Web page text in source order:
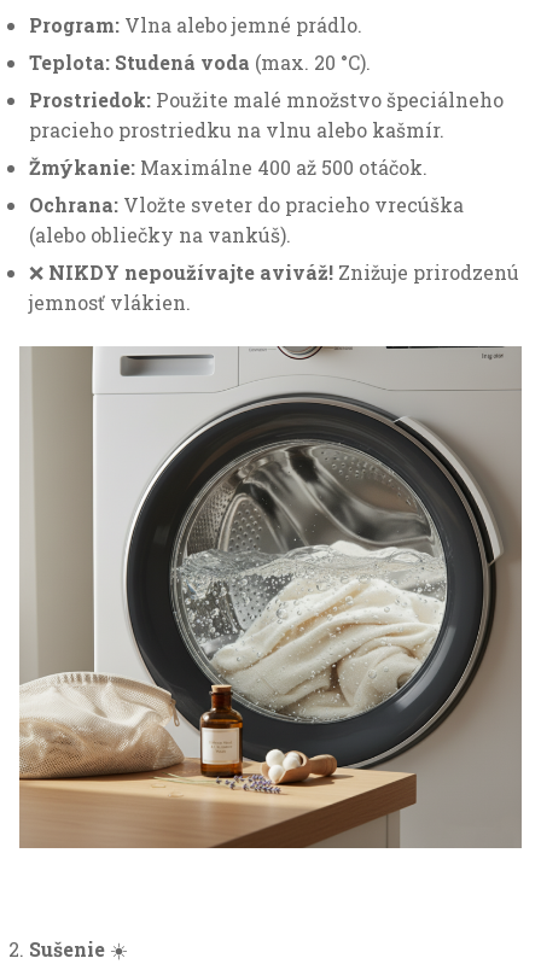
Program: Vlna alebo jemné prádlo.
Teplota: Studená voda (max. 20 °C).
Prostriedok: Použite malé množstvo špeciálneho
pracieho prostriedku na vlnu alebo kašmír.
Žmýkanie: Maximálne 400 až 500 otáčok.
Ochrana: Vložte sveter do pracieho vrecúška
(alebo obliečky na vankúš).
❌ NIKDY nepoužívajte aviváž! Znižuje prirodzenú
jemnosť vlákien.
Sušenie ☀️
sú
nevyhnutné
pre správne
fungovanie a
zobrazovanie
webu.
Analytické
Slúžia na
zisťovanie
anonymných
návštevnosti
nášho webu.
Personalizačné
fungovali plynule
a zobrazovalo sa
vám všetko tak,